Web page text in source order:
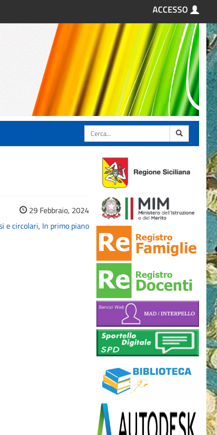
ACCESSO
Cerca
29 Febbraio, 2024
e circolari, In primo piano